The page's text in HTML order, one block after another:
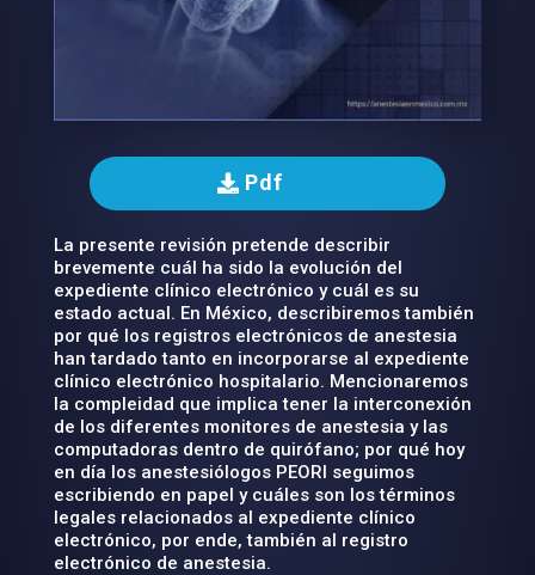
Pdf
La presente revisión pretende describir
brevemente cuál ha sido la evolución del
expediente clínico electrónico y cuál es su
estado actual. En México, describiremos también
por qué los registros electrónicos de anestesia
han tardado tanto en incorporarse al expediente
clínico electrónico hospitalario. Mencionaremos
la compleidad que implica tener la interconexión
de los diferentes monitores de anestesia y las
computadoras dentro de quirófano; por qué hoy
en día los anestesiólogos PEORI seguimos
escribiendo en papel y cuáles son los términos
legales relacionados al expediente clínico
electrónico, por ende, también al registro
electrónico de anestesia.